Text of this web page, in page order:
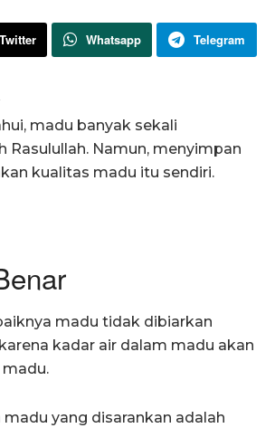
Whatsapp Telegram
madu banyak sekali
Namun, menyimpan
kualitas madu itu sendiri.
madu tidak dibiarkan
kadar air dalam madu akan
yang disarankan adalah